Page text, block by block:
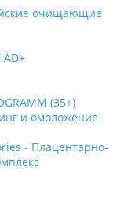
очищающие
AD+
(35+)
и омоложение
- Плацентарно-